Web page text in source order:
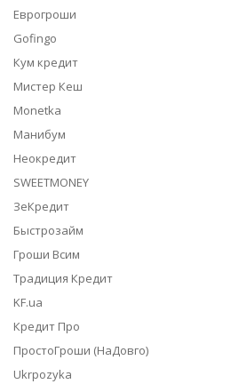
Еврогроши
Gofingo
Кум кредит
Мистер Кеш
Monetka
Манибум
Неокредит
SWEETMONEY
ЗеКредит
Быстрозайм
Гроши Всим
Традиция Кредит
KF.ua
Кредит Про
ПростоГроши (НаДовго)
Ukrpozyka